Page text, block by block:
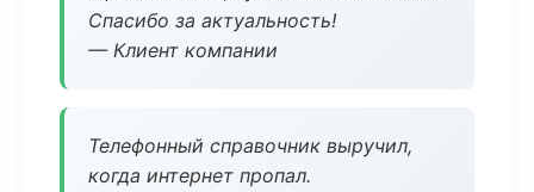
Спасибо за актуальность!
— Клиент компании
Телефонный справочник выручил,
когда интернет пропал.